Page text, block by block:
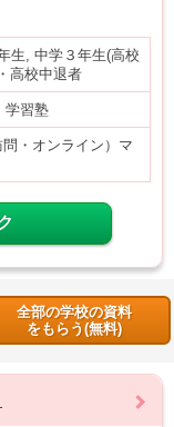
生, 中学３年生(高校
高校中退者
学習塾
・オンライン）マ
全部の学校の資料
をもらう(無料)